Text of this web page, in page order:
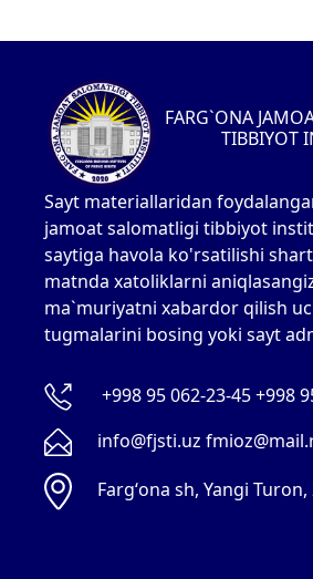
FARG`ONA
TIBBIYOT
Sayt materiallaridan
jamoat salomatligi tibbiyot
saytiga havola ko'rsatilishi
matnda xatoliklarni
ma`muriyatni xabardor qilish
tugmalarini bosing yoki sayt
+998 95 062-23-45 +998
info@fjsti.uz
Fargʻona sh, Yangi Turon,